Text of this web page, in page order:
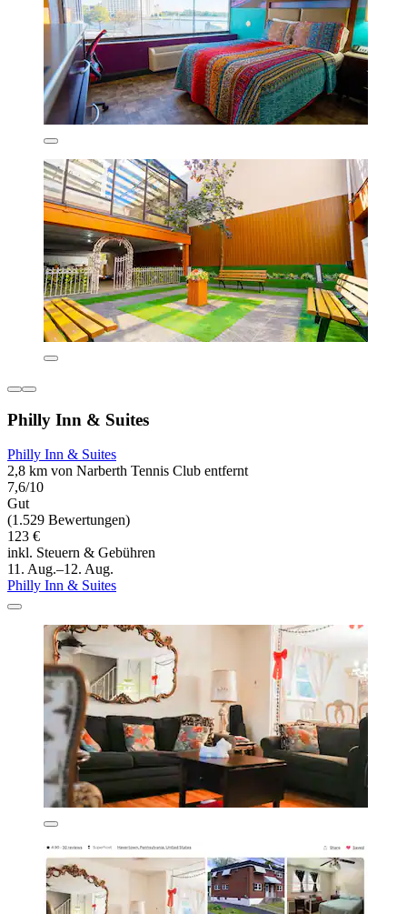
Philly Inn & Suites
Philly Inn & Suites
2,8 km von Narberth Tennis Club entfernt
7,6/10
Gut
(1.529 Bewertungen)
123 €
inkl. Steuern & Gebühren
11. Aug.–12. Aug.
Philly Inn & Suites